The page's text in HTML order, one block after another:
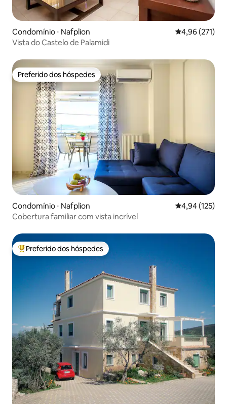
Condomínio ⋅ Nafplion 4,96 de uma
4,96 (271)
Vista do Castelo de Palamidi
Preferido dos hóspedes
Preferido dos hóspedes
Condomínio ⋅ Nafplion 4,94 de uma
4,94 (125)
Cobertura familiar com vista incrível
Entre os melhores preferidos dos hóspedes
Preferido dos hóspedes